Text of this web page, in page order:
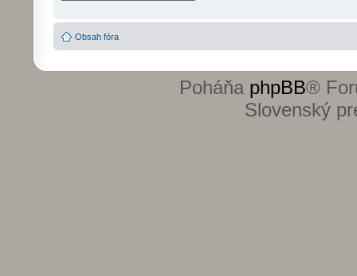
Obsah fóra
Poháňa phpBB®
Slovenský